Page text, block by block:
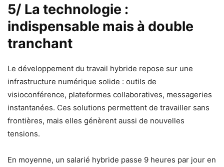
5/ La technologie :
indispensable mais à double
tranchant
Le développement du travail hybride repose sur une
infrastructure numérique solide : outils de
visioconférence, plateformes collaboratives, messageries
instantanées. Ces solutions permettent de travailler sans
frontières, mais elles génèrent aussi de nouvelles
tensions.
En moyenne, un salarié hybride passe 9 heures par jour en